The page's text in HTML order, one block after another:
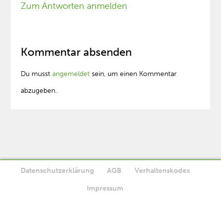
Zum Antworten anmelden
Kommentar absenden
Du musstangemeldet sein, um einen Kommentar
abzugeben.
Datenschutzerklärung AGB Verhaltenskodex
Impressum